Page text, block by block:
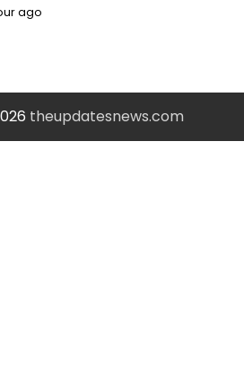
ago
theupdatesnews.com